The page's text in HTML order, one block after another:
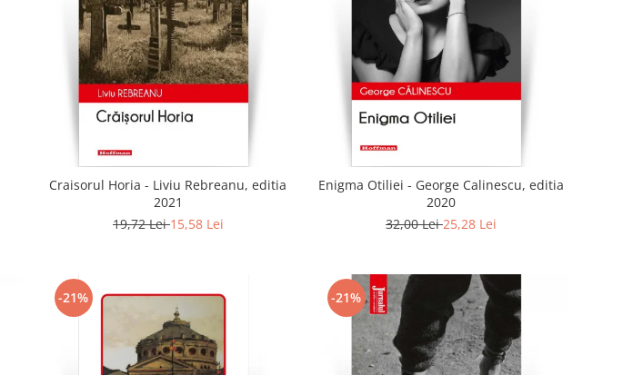
Craisorul Horia - Liviu Rebreanu, editia
2021
19,72 Lei15,58 Lei
Enigma Otiliei - George Calinescu, editia
2020
32,00 Lei25,28 Lei
-21% -21%